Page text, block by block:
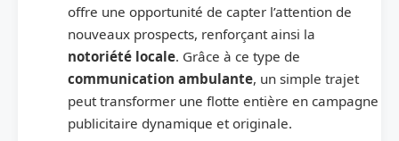
offre une opportunité de capter l’attention de
nouveaux prospects, renforçant ainsi la
notoriété locale. Grâce à ce type de
communication ambulante, un simple trajet
peut transformer une flotte entière en campagne
publicitaire dynamique et originale.